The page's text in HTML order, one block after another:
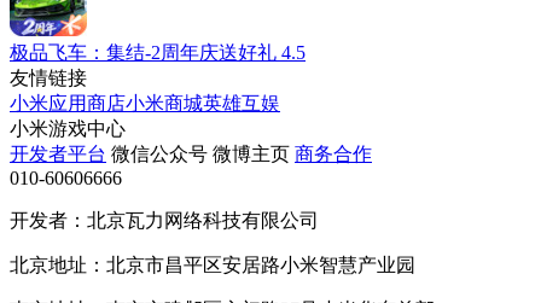
极品飞车：集结-2周年庆送好礼 4.5
友情链接
小米应用商店小米商城英雄互娱
小米游戏中心
开发者平台 微信公众号 微博主页 商务合作
010-60606666
开发者：北京瓦力网络科技有限公司
北京地址：北京市昌平区安居路小米智慧产业园